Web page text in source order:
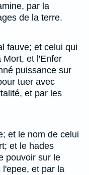
par la
de la terre.
fauve; et celui qui
Mort, et l'Enfer
puissance sur
tuer avec
et par les
et le nom de celui
et le hades
pouvoir sur le
et par la